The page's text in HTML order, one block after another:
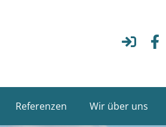
Referenzen Wir über uns